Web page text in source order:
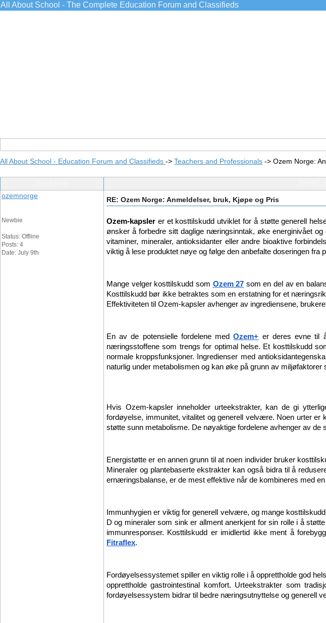
All About School - The Complete Education Forum and Classifieds
All About School - Education Forum and Classifieds -> Teachers and Professionals -> Ozem Norge:
ozemnorge
Newbie
Status: Offline
Posts: 4
Date: July 9th
RE: Ozem Norge: Anmeldelser, bruk, Kjøpe og Pris
Ozem-kapsler er et kosttilskudd utviklet for å støtte generell
ønsker å forbedre sitt daglige næringsinntak, øke energinivået
vitaminer, mineraler, antioksidanter eller andre bioaktive
viktig å lese produktet nøye og følge den anbefalte doseringen fra
Mange velger kosttilskudd som Ozem 27 som en del av en
Kosttilskudd bør ikke betraktes som en erstatning for et
Effektiviteten til Ozem-kapsler avhenger av ingrediensene,
En av de potensielle fordelene med Ozem+ er deres evne til
næringsstoffene som trengs for optimal helse. Et kosttilskudd
normale kroppsfunksjoner. Ingredienser med
naturlig under metabolismen og kan øke på grunn av miljøfaktorer
Hvis Ozem-kapsler inneholder urteekstrakter, kan de gi
fordøyelse, immunitet, vitalitet og generell velvære. Noen urter er
støtte sunn metabolisme. De nøyaktige fordelene avhenger av de
Energistøtte er en annen grunn til at noen individer bruker
Mineraler og plantebaserte ekstrakter kan også bidra til å
ernæringsbalanse, er de mest effektive når de kombineres med en
Immunhygien er viktig for generell velvære, og mange
D og mineraler som sink er allment anerkjent for sin rolle i å
Fitraflex.
Fordøyelsessystemet spiller en viktig rolle i å opprettholde god
opprettholde gastrointestinal komfort. Urteekstrakter som
fordøyelsessystem bidrar til bedre næringsutnyttelse og generell